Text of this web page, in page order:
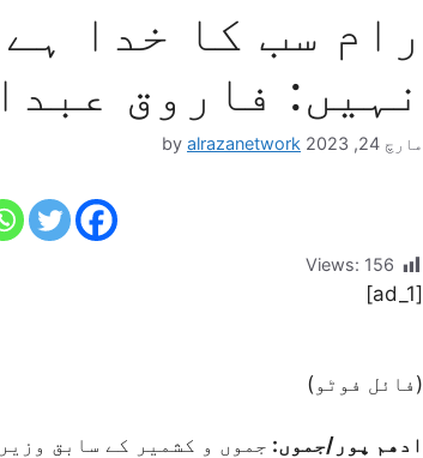
رام سب کا خدا
نہیں: فاروق
مارچ 24, 2023 by alrazanetwork
Views: 156
[ad_1]
(فائل فوٹو)
ادھم پور/جموں: جموں و کشمیر کے سابق